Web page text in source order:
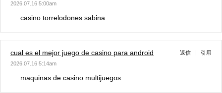
2026.07.16 5:00am
casino torrelodones sabina
cual es el mejor juego de casino para android
2026.07.16 5:14am
返信 引用
maquinas de casino multijuegos